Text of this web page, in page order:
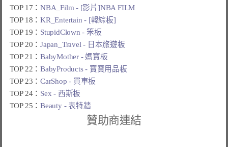
TOP 17：NBA_Film - [影片]NBA FILM
TOP 18：KR_Entertain - [韓綜板]
TOP 19： StupidClown - 笨板
TOP 20：Japan_Travel - 日本旅遊板
TOP 21：BabyMother - 媽寶板
TOP 22：BabyProducts - 寶寶用品板
TOP 23：CarShop - 買車板
TOP 24： Sex - 西斯板
TOP 25：Beauty - 表特牆
贊助商連結